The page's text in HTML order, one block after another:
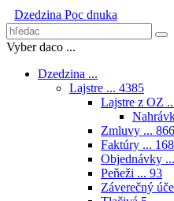
Dzedzina Poc dnuka
Vyber daco ...
Dzedzina ...
Lajstre ... 4385
Lajstre z OZ
Zmluvy ... 866
Faktúry ... 168
Objednávky ...
Peňeži ... 93
Záverečný